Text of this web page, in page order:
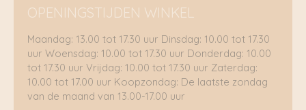
OPENINGSTIJDEN WINKEL
Maandag: 13.00 tot 17.30 uur Dinsdag: 10.00 tot 17.30
uur Woensdag: 10.00 tot 17.30 uur Donderdag: 10.00
tot 17.30 uur Vrijdag: 10.00 tot 17.30 uur Zaterdag:
10.00 tot 17.00 uur Koopzondag: De laatste zondag
van de maand van 13.00-17.00 uur